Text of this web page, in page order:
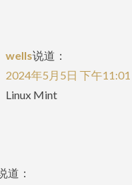
wells说道：
2024年5月5日 下午11:01
Linux Mint
道：